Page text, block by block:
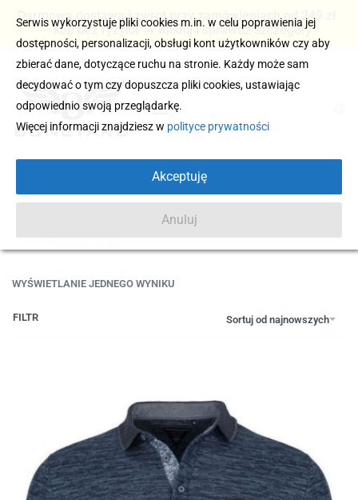
Darmowa dostawa i zwrot przy zamówieniach od 249 zł
– kup bez ryzyka → Kliknij i sprawdź szczegóły
AKRYL
WYŚWIETLANIE JEDNEGO WYNIKU
Sortuj od najnowszych
FILTR
Serwis wykorzystuje pliki cookies m.in. w celu poprawienia jej
dostępności, personalizacji, obsługi kont użytkowników czy aby
zbierać dane, dotyczące ruchu na stronie. Każdy może sam
decydować o tym czy dopuszcza pliki cookies, ustawiając
odpowiednio swoją przeglądarkę.
Więcej informacji znajdziesz w polityce prywatności
Akceptuję
Anuluj